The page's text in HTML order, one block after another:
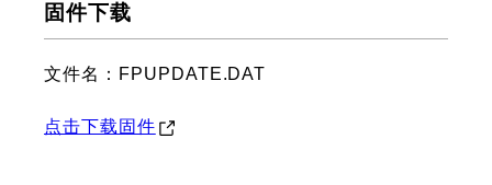
固件下载
文件名：FPUPDATE.DAT
点击下载固件